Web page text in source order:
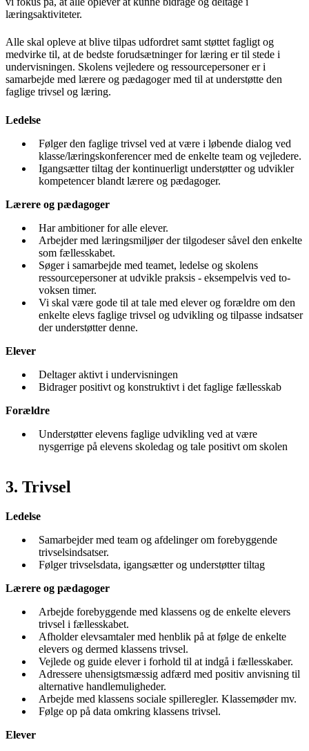
læringsaktiviteter.
Alle skal opleve at blive tilpas udfordret samt støttet fagligt og
medvirke til, at de bedste forudsætninger for læring er til stede i
undervisningen. Skolens vejledere og ressourcepersoner er i
samarbejde med lærere og pædagoger med til at understøtte den
faglige trivsel og læring.
Ledelse
Følger den faglige trivsel ved at være i løbende dialog ved
klasse/læringskonferencer med de enkelte team og vejledere.
Igangsætter tiltag der kontinuerligt understøtter og udvikler
kompetencer blandt lærere og pædagoger.
Lærere og pædagoger
Har ambitioner for alle elever.
Arbejder med læringsmiljøer der tilgodeser såvel den enkelte
som fællesskabet.
Søger i samarbejde med teamet, ledelse og skolens
ressourcepersoner at udvikle praksis - eksempelvis ved to-
voksen timer.
Vi skal være gode til at tale med elever og forældre om den
enkelte elevs faglige trivsel og udvikling og tilpasse indsatser
der understøtter denne.
Elever
Deltager aktivt i undervisningen
Bidrager positivt og konstruktivt i det faglige fællesskab
Forældre
Understøtter elevens faglige udvikling ved at være
nysgerrige på elevens skoledag og tale positivt om skolen
3. Trivsel
Ledelse
Samarbejder med team og afdelinger om forebyggende
trivselsindsatser.
Følger trivselsdata, igangsætter og understøtter tiltag
Lærere og pædagoger
Arbejde forebyggende med klassens og de enkelte elevers
trivsel i fællesskabet.
Afholder elevsamtaler med henblik på at følge de enkelte
elevers og dermed klassens trivsel.
Vejlede og guide elever i forhold til at indgå i fællesskaber.
Adressere uhensigtsmæssig adfærd med positiv anvisning til
alternative handlemuligheder.
Arbejde med klassens sociale spilleregler. Klassemøder mv.
Følge op på data omkring klassens trivsel.
Elever